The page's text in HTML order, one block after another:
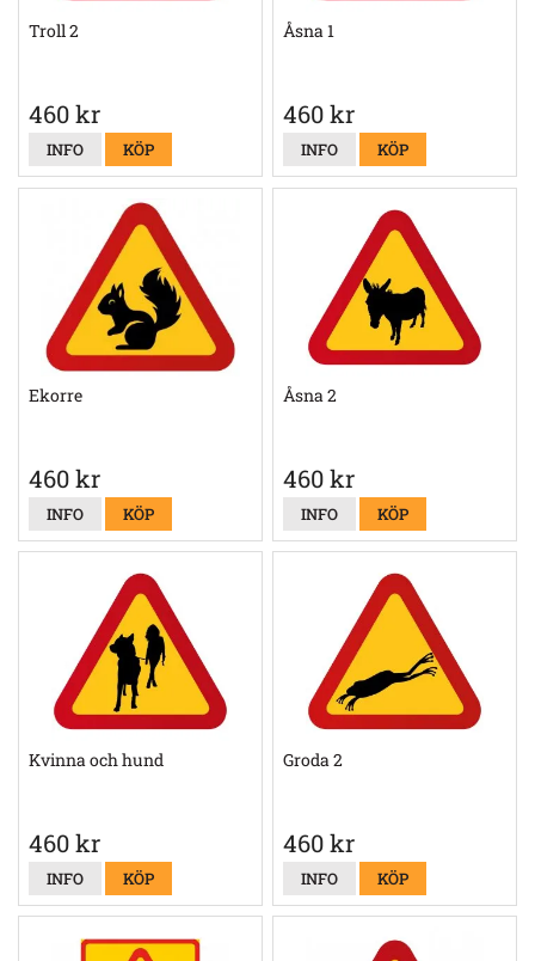
Troll 2
460 kr
INFO KÖP
Åsna 1
460 kr
INFO KÖP
Ekorre
460 kr
INFO KÖP
Åsna 2
460 kr
INFO KÖP
Kvinna och hund
460 kr
INFO KÖP
Groda 2
460 kr
INFO KÖP